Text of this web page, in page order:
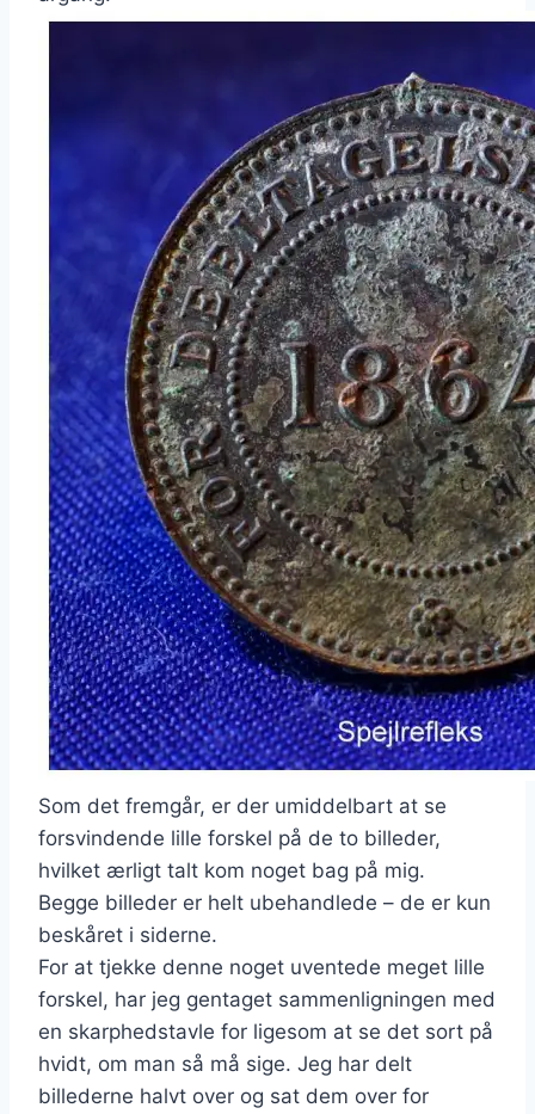
Som det fremgår, er der umiddelbart at se
forsvindende lille forskel på de to billeder,
hvilket ærligt talt kom noget bag på mig.
Begge billeder er helt ubehandlede – de er kun
beskåret i siderne.
For at tjekke denne noget uventede meget lille
forskel, har jeg gentaget sammenligningen med
en skarphedstavle for ligesom at se det sort på
hvidt, om man så må sige. Jeg har delt
billederne halvt over og sat dem over for